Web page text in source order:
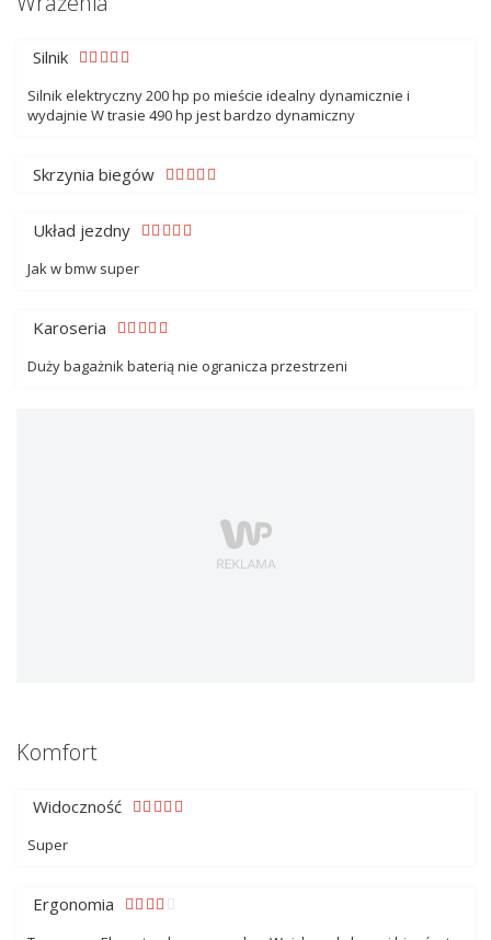
Silnik
Silnik elektryczny 200 hp po mieście idealny dynamicznie i
wydajnie W trasie 490 hp jest bardzo dynamiczny
Skrzynia biegów
Układ jezdny
Jak w bmw super
Karoseria
Duży bagażnik baterią nie ogranicza przestrzeni
Komfort
Widoczność
Super
Ergonomia